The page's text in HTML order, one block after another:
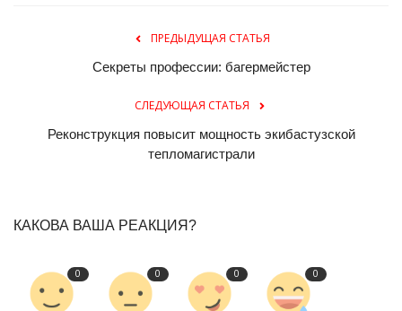
ПРЕДЫДУЩАЯ СТАТЬЯ
Секреты профессии: багермейстер
СЛЕДУЮЩАЯ СТАТЬЯ
Реконструкция повысит мощность экибастузской
тепломагистрали
КАКОВА ВАША РЕАКЦИЯ?
0 0 0 0